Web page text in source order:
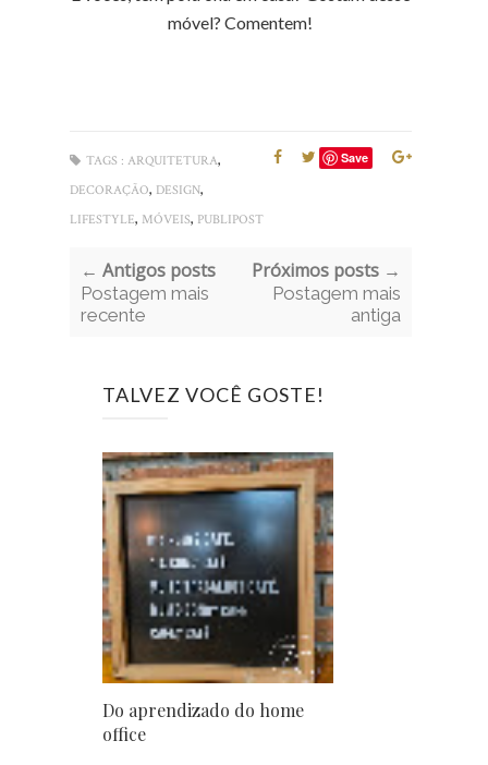
móvel? Comentem!
Save
TAGS : ARQUITETURA,
DECORAÇÃO, DESIGN,
LIFESTYLE, MÓVEIS, PUBLIPOST
← Antigos posts
Postagem mais
recente
Próximos posts →
Postagem mais
antiga
TALVEZ VOCÊ GOSTE!
Do aprendizado do home
office